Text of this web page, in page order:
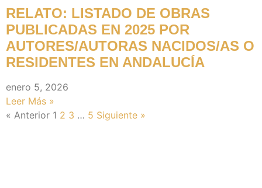
RELATO: LISTADO DE OBRAS
PUBLICADAS EN 2025 POR
AUTORES/AUTORAS NACIDOS/AS O
RESIDENTES EN ANDALUCÍA
enero 5, 2026
Leer Más »
« Anterior 1 2 3 … 5 Siguiente »